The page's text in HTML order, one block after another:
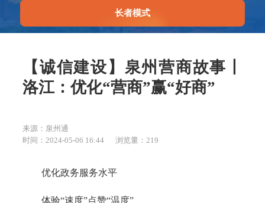
长者模式
【诚信建设】泉州营商故事丨
洛江：优化“营商”赢“好商”
来源：泉州通
时间：2024-05-06 16:44
浏览量： 219
优化政务服务水平
体验“速度”点赞“温度”